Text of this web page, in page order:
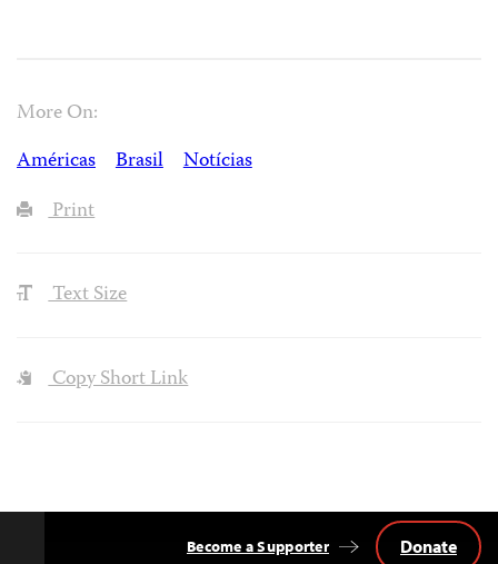
More On:
Américas
Brasil
Notícias
Print
Text Size
Copy Short Link
Become a Supporter Donate